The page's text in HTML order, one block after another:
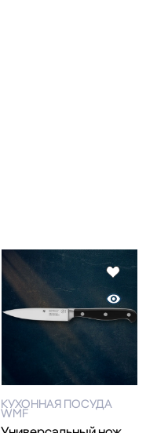
КУХОННАЯ ПОСУДА
WMF